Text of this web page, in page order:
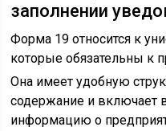
заполнении
Форма 19 относится к
которые обязательны к
Она имеет удобную
содержание и включает
информацию о